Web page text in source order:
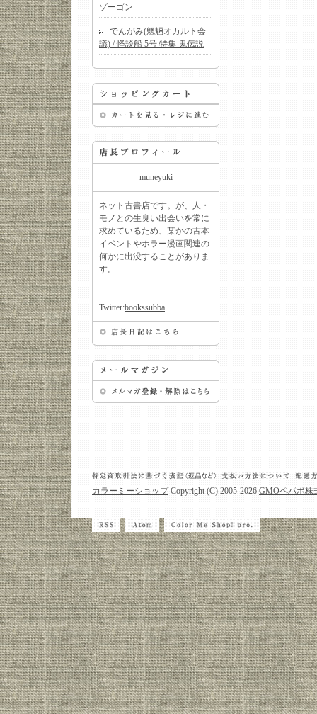
ゾーゴン
でんがみ(魍魎オカルト会
議) / 怪談船 5号 特集 鬼伝説
muneyuki
ネット古書店です。が、人・
モノとの生臭い出会いを常に
求めているため、某かの古本
イベントやホラー漫画関連の
何かに出没することがありま
す。
Twitter:bookssubba
カラーミーショップCopyright (C) 2005-2026 GMOペパボ株